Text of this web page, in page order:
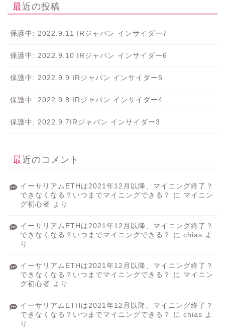
最近の投稿
保護中: 2022.9.11 IRジャパン インサイダー7
保護中: 2022.9.10 IRジャパン インサイダー6
保護中: 2022.9.9 IRジャパン インサイダー5
保護中: 2022.9.8 IRジャパン インサイダー4
保護中: 2022.9.7IRジャパン インサイダー3
最近のコメント
イーサリアムETHは2021年12月以降、マイニング終了？
できなくなる？いつまでマイニングできる？
に マイニン
グ初心者 より
イーサリアムETHは2021年12月以降、マイニング終了？
できなくなる？いつまでマイニングできる？
に chias よ
り
イーサリアムETHは2021年12月以降、マイニング終了？
できなくなる？いつまでマイニングできる？
に マイニン
グ初心者 より
イーサリアムETHは2021年12月以降、マイニング終了？
できなくなる？いつまでマイニングできる？
に chias よ
り